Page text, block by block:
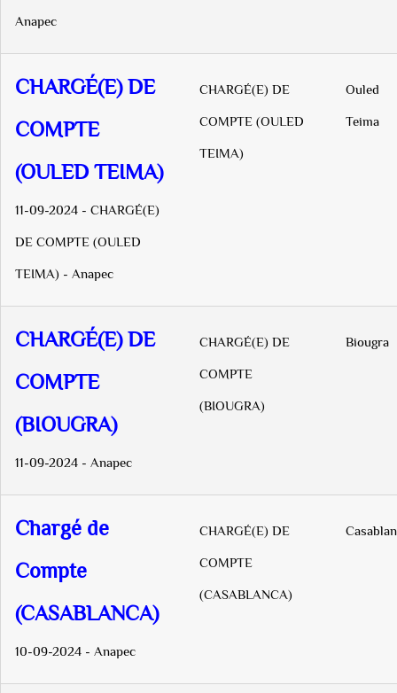
Anapec
CHARGÉ(E) DE
COMPTE
(OULED TEIMA)
11-09-2024 - CHARGÉ(E)
DE COMPTE (OULED
TEIMA) - Anapec
CHARGÉ(E) DE
COMPTE (OULED
TEIMA)
Ouled
Teima
CHARGÉ(E) DE
COMPTE
(BIOUGRA)
11-09-2024 - Anapec
CHARGÉ(E) DE
COMPTE
(BIOUGRA)
Biougra
Chargé de
Compte
(CASABLANCA)
10-09-2024 - Anapec
CHARGÉ(E) DE
COMPTE
(CASABLANCA)